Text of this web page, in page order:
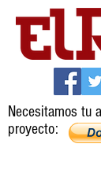
Necesitamos tu
proyecto: